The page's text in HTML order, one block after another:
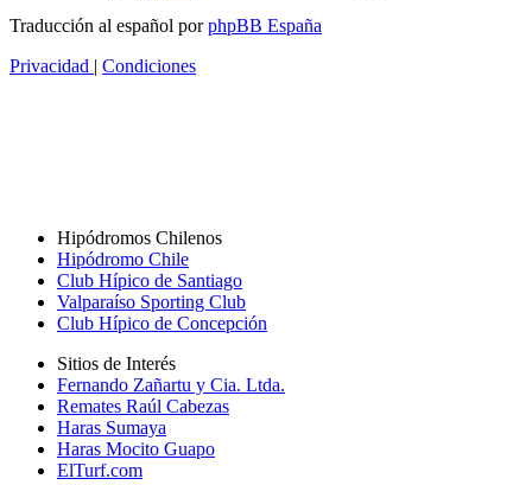
Traducción al español porphpBB España
Privacidad | Condiciones
Hipódromos Chilenos
Hipódromo Chile
Club Hípico de Santiago
Valparaíso Sporting Club
Club Hípico de Concepción
Sitios de Interés
Fernando Zañartu y Cia. Ltda.
Remates Raúl Cabezas
Haras Sumaya
Haras Mocito Guapo
ElTurf.com